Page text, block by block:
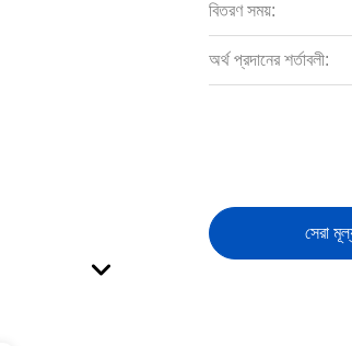
বিতরণ সময়:
অর্থ প্রদানের শর্তাবলী:
সেরা